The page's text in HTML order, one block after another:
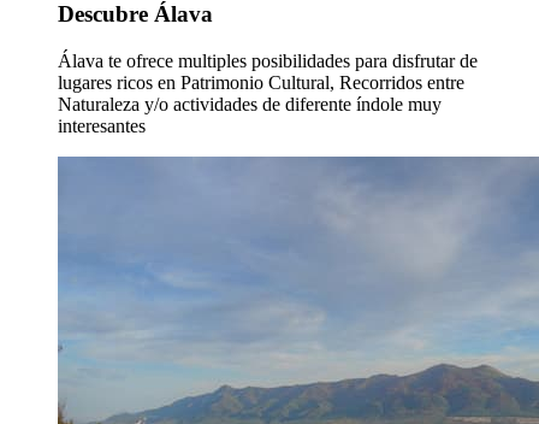
Descubre Álava
Álava te ofrece multiples posibilidades para disfrutar de
lugares ricos en Patrimonio Cultural, Recorridos entre
Naturaleza y/o actividades de diferente índole muy
interesantes